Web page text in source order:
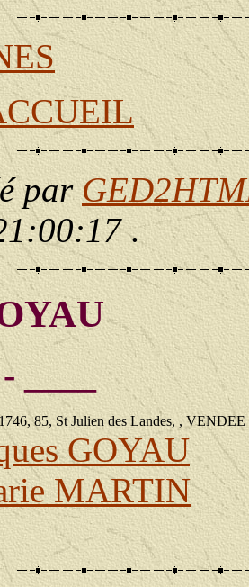
par
.
____
85, St Julien des Landes, , VENDEE
GOYAU
MARTIN